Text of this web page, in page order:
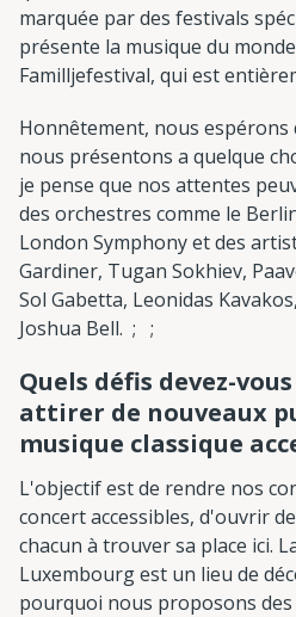
marquée par des festivals
présente la musique du
Familljefestival, qui est
Honnêtement, nous espérons
nous présentons a quelque
je pense que nos attentes
des orchestres comme le
London Symphony et des
Gardiner, Tugan Sokhiev,
Sol Gabetta, Leonidas
Joshua Bell. ; ;
Quels défis devez-
attirer de nouveaux
musique classique
L'objectif est de rendre nos
concert accessibles, d'ouvrir
chacun à trouver sa place ici.
Luxembourg est un lieu de
pourquoi nous proposons